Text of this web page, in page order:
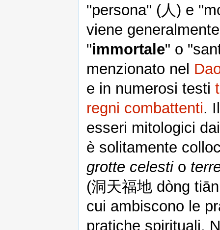
"persona" (人) e
viene
"immortale" o
menzionato nel
e in numerosi testi
regni combattenti.
esseri mitologici
è solitamente
grotte celestio
(洞天福地 dòng
cui ambiscono le
pratiche spirituali.